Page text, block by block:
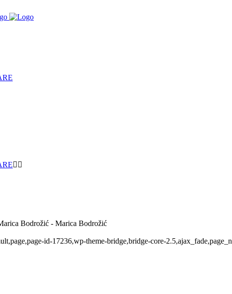
Bodrožić - Marica Bodrožić
id-17236,wp-theme-bridge,bridge-core-